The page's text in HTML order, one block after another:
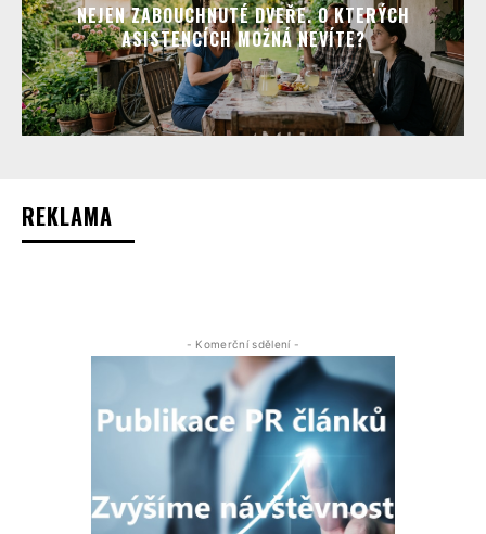
NEJEN ZABOUCHNUTÉ DVEŘE. O KTERÝCH
ASISTENCÍCH MOŽNÁ NEVÍTE?
REKLAMA
- Komerční sdělení -